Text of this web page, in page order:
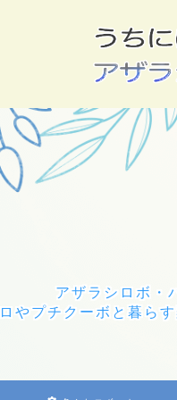
アザラシロボ・
やプチクーボと暮ら